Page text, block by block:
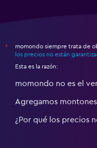
*
momondo siempre trata de
los precios no están
Esta es la razón:
momondo no es el
Agregamos
¿Por qué los precios